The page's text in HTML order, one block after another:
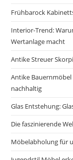
Frühbarock
Interior-Trend:
Wertanlage macht
Antike Streuer
Antike
nachhaltig
Glas Entstehung:
Die faszinierende
Möbelabholung für